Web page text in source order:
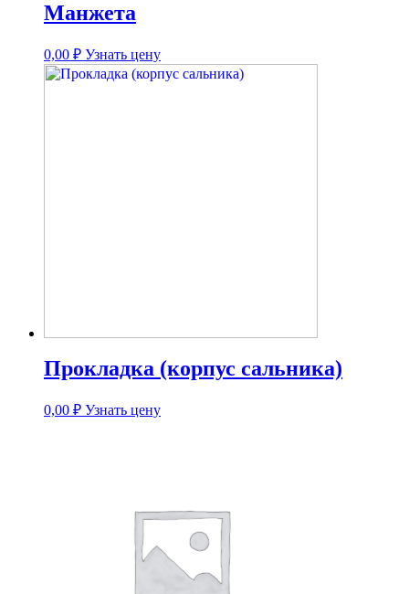
Манжета
0,00 ₽ Узнать цену
Прокладка (корпус сальника)
0,00 ₽ Узнать цену